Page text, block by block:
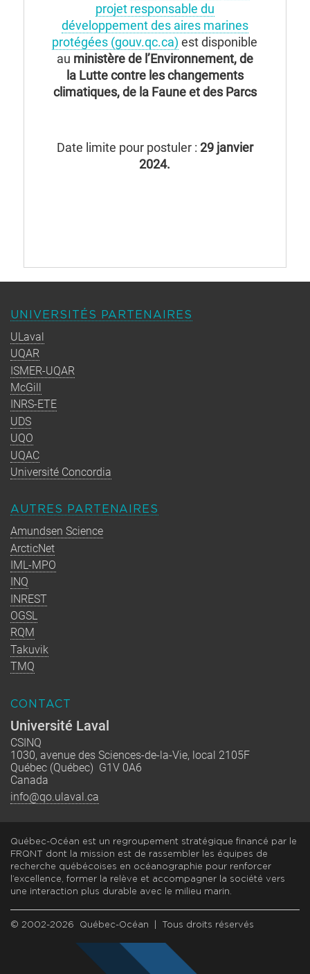
projet responsable du
développement des aires marines
protégées (gouv.qc.ca) est disponible
au ministère de l’Environnement, de
la Lutte contre les changements
climatiques, de la Faune et des Parcs
Date limite pour postuler : 29 janvier
2024.
UNIVERSITÉS PARTENAIRES
ULaval
UQAR
ISMER-UQAR
McGill
INRS-ETE
UDS
UQO
UQAC
Université Concordia
AUTRES PARTENAIRES
Amundsen Science
ArcticNet
IML-MPO
INQ
INREST
OGSL
RQM
Takuvik
TMQ
CONTACT
Université Laval
CSINQ
1030, avenue des Sciences-de-la-Vie, local 2105F
Québec (Québec) G1V 0A6
Canada
info@qo.ulaval.ca
Québec-Océan est un regroupement stratégique financé par le
FRQNT dont la mission est de rassembler les équipes de
recherche québécoises en océanographie pour renforcer
l’excellence, former la relève et accompagner la société vers
une interaction plus durable avec le milieu marin.
© 2002-2026 Québec-Océan | Tous droits réservés